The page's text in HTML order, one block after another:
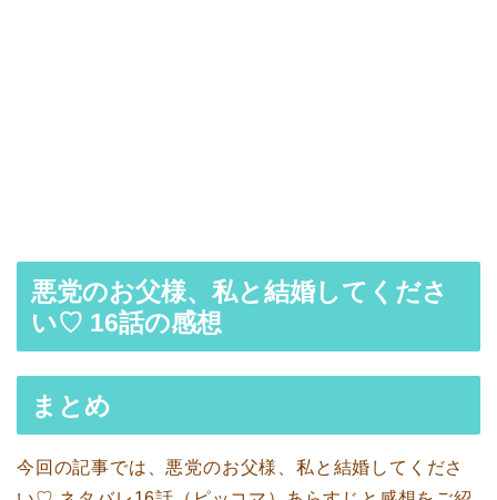
悪党のお父様、私と結婚してくださ
い♡ 16話の感想
まとめ
今回の記事では、悪党のお父様、私と結婚してくださ